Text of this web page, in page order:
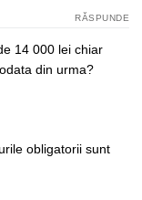
RĂSPUNDE
14 000 lei chiar
din urma?
obligatorii sunt